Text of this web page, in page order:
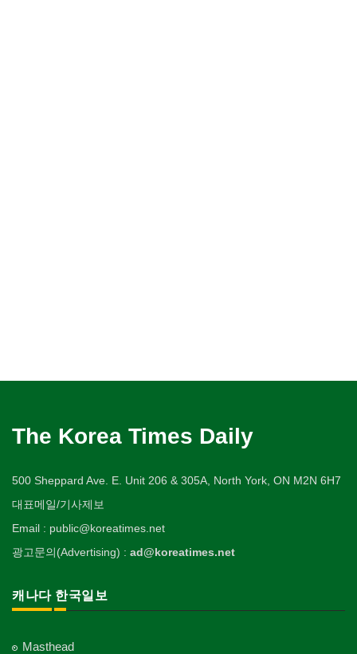
The Korea Times Daily
500 Sheppard Ave. E. Unit 206 & 305A, North York, ON M2N 6H7
대표메일/기사제보
Email : public@koreatimes.net
광고문의(Advertising) : ad@koreatimes.net
캐나다 한국일보
Masthead